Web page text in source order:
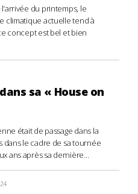
du printemps, le
climatique actuelle tend à
concept est bel et bien
sa « House on
était de passage dans la
dans le cadre de sa tournée
ans après sa dernière...